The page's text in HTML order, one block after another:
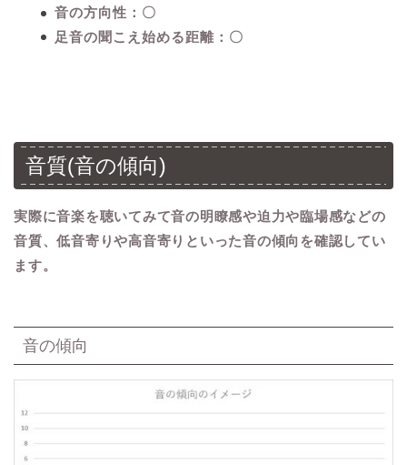
音の方向性：〇
足音の聞こえ始める距離：〇
音質(音の傾向)
実際に音楽を聴いてみて音の明瞭感や迫力や臨場感などの
音質、低音寄りや高音寄りといった音の傾向を確認してい
ます。
音の傾向